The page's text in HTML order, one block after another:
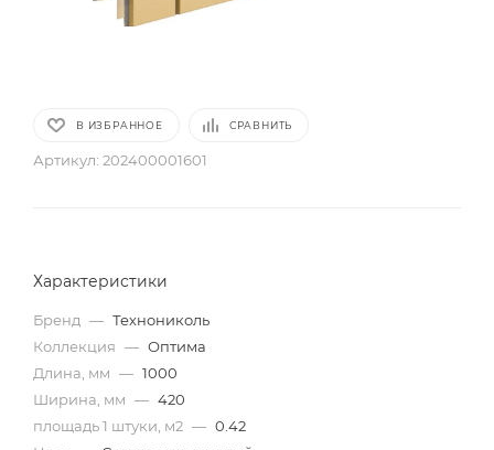
В ИЗБРАННОЕ СРАВНИТЬ
Артикул: 202400001601
Характеристики
Бренд — Технониколь
Коллекция — Оптима
Длина, мм — 1000
Ширина, мм — 420
площадь 1 штуки, м2 — 0.42